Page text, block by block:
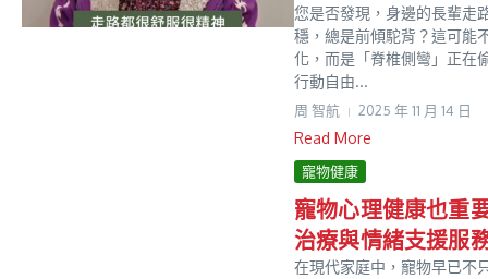
您是否發現，身邊的長輩走
穩，總是前傾駝背？這可能
化，而是「脊椎側彎」正在
行動自由...
周 智航 2025 年 11 月 14 日
Read More
寵物健康
寵物心理健康也重
治療與情緒支援服
在現代家庭中，寵物早已不